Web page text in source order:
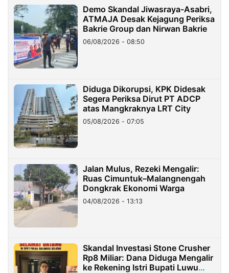
Demo Skandal Jiwasraya-Asabri,
ATMAJA Desak Kejagung Periksa
Bakrie Group dan Nirwan Bakrie
06/08/2026 - 08:50
Diduga Dikorupsi, KPK Didesak
Segera Periksa Dirut PT ADCP
atas Mangkraknya LRT City
05/08/2026 - 07:05
Jalan Mulus, Rezeki Mengalir:
Ruas Cimuntuk–Malangnengah
Dongkrak Ekonomi Warga
04/08/2026 - 13:13
Skandal Investasi Stone Crusher
Rp8 Miliar: Dana Diduga Mengalir
ke Rekening Istri Bupati Luwu